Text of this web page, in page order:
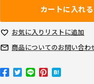
カートに入れる
お気に入り リストに追加
商品についてのお問い合わ